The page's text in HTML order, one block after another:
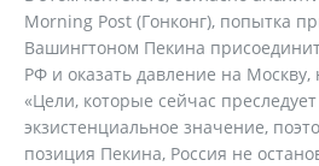
Morning Post (Гонконг), попытка
Вашингтоном Пекина
РФ и оказать давление на
«Цели, которые сейчас
экзистенциальное значение,
позиция Пекина, Россия не